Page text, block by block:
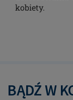
kobiety.
BĄDŹ W